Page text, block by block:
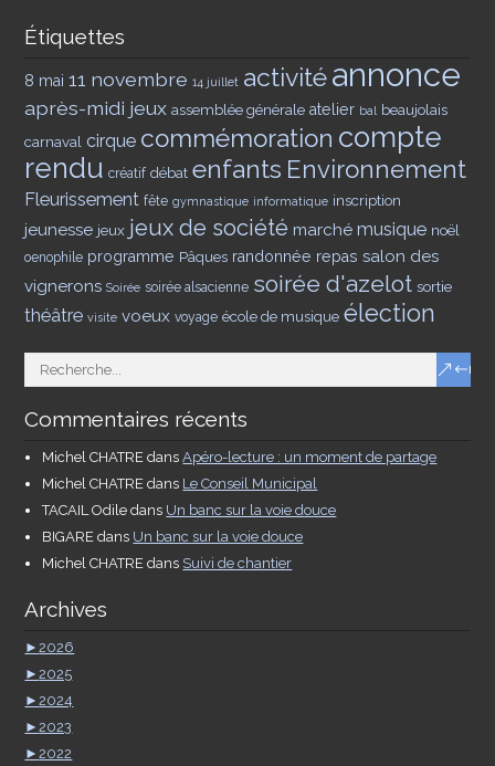
Étiquettes
8 mai 11 novembre 14 juillet activitéannonce
après-midi jeux assemblée générale atelier bal beaujolais
carnaval cirque commémoration compte
rendu créatif débat enfants Environnement
Fleurissement fête gymnastique informatique inscription
jeunesse jeux jeux de société marché musique noël
oenophile programme Pâques randonnée repas salon des
vignerons Soirée soirée alsacienne soirée d'azelot sortie
théâtre visite voeux voyage école de musique élection
Commentaires récents
Michel CHATRE dansApéro-lecture : un moment de partage
Michel CHATRE dans Le Conseil Municipal
TACAIL Odile dans Un banc sur la voie douce
BIGARE dans Un banc sur la voie douce
Michel CHATRE dans Suivi de chantier
Archives
►2026
►2025
►2024
►2023
►2022